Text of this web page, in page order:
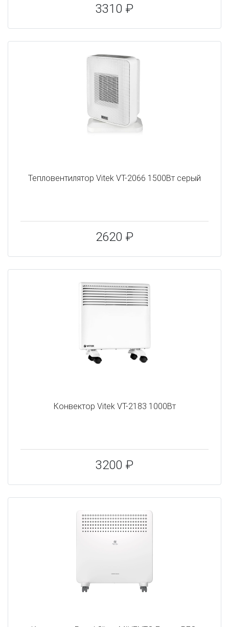
3310 ₽
Тепловентилятор Vitek VT-2066 1500Вт серый
2620 ₽
Конвектор Vitek VT-2183 1000Вт
3200 ₽